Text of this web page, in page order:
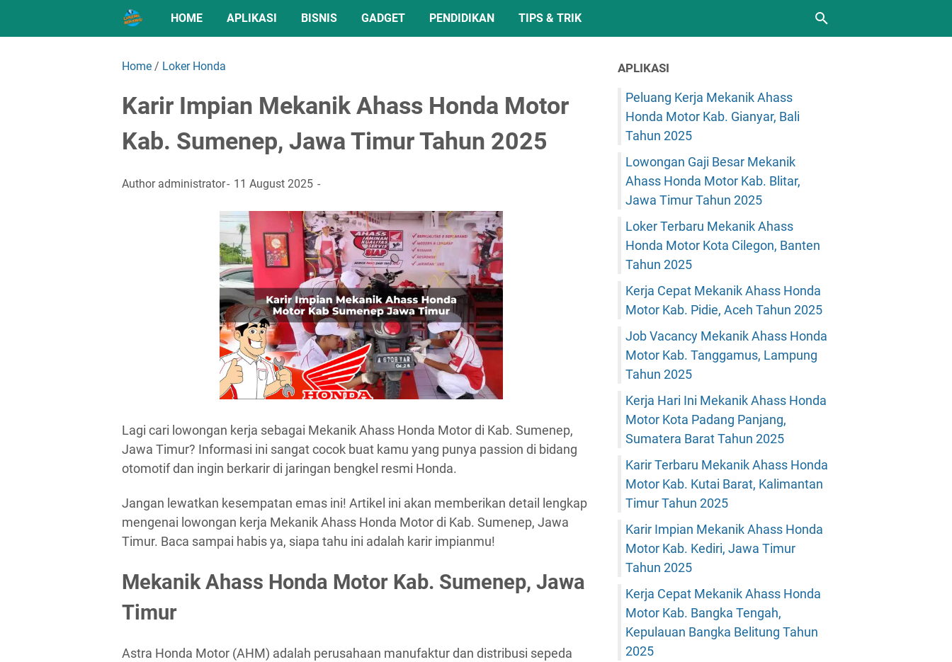
HOME APLIKASI BISNIS GADGET PENDIDIKAN TIPS & TRIK
Home / Loker Honda
Karir Impian Mekanik Ahass Honda Motor
Kab. Sumenep, Jawa Timur Tahun 2025
Author administrator 11 August 2025
Lagi cari lowongan kerja sebagai Mekanik Ahass Honda Motor di Kab. Sumenep,
Jawa Timur? Informasi ini sangat cocok buat kamu yang punya passion di bidang
otomotif dan ingin berkarir di jaringan bengkel resmi Honda.
Jangan lewatkan kesempatan emas ini! Artikel ini akan memberikan detail lengkap
mengenai lowongan kerja Mekanik Ahass Honda Motor di Kab. Sumenep, Jawa
Timur. Baca sampai habis ya, siapa tahu ini adalah karir impianmu!
Mekanik Ahass Honda Motor Kab. Sumenep, Jawa
Timur
Astra Honda Motor (AHM) adalah perusahaan manufaktur dan distribusi sepeda
APLIKASI
Peluang Kerja Mekanik Ahass
Honda Motor Kab. Gianyar, Bali
Tahun 2025
Lowongan Gaji Besar Mekanik
Ahass Honda Motor Kab. Blitar,
Jawa Timur Tahun 2025
Loker Terbaru Mekanik Ahass
Honda Motor Kota Cilegon, Banten
Tahun 2025
Kerja Cepat Mekanik Ahass Honda
Motor Kab. Pidie, Aceh Tahun 2025
Job Vacancy Mekanik Ahass Honda
Motor Kab. Tanggamus, Lampung
Tahun 2025
Kerja Hari Ini Mekanik Ahass Honda
Motor Kota Padang Panjang,
Sumatera Barat Tahun 2025
Karir Terbaru Mekanik Ahass Honda
Motor Kab. Kutai Barat, Kalimantan
Timur Tahun 2025
Karir Impian Mekanik Ahass Honda
Motor Kab. Kediri, Jawa Timur
Tahun 2025
Kerja Cepat Mekanik Ahass Honda
Motor Kab. Bangka Tengah,
Kepulauan Bangka Belitung Tahun
2025